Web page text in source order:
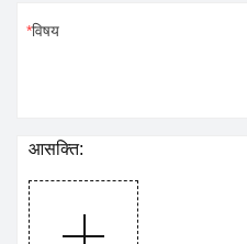
विषय
आसक्ति: